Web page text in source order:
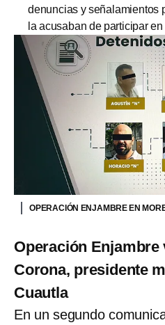
denuncias y señalamientos
la acusaban de participar
OPERACIÓN ENJAMBRE EN
Operación Enjambre
Corona, presidente
Cuautla
En un segundo